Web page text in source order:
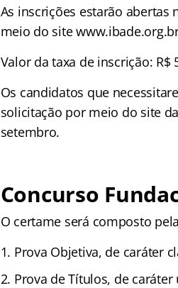
As inscrições estarão
meio do site
Valor da taxa de inscrição: R$
Os candidatos que
solicitação por meio do site
setembro.
Concurso
O certame será composto
Prova Objetiva, de caráter
Prova de Títulos, de